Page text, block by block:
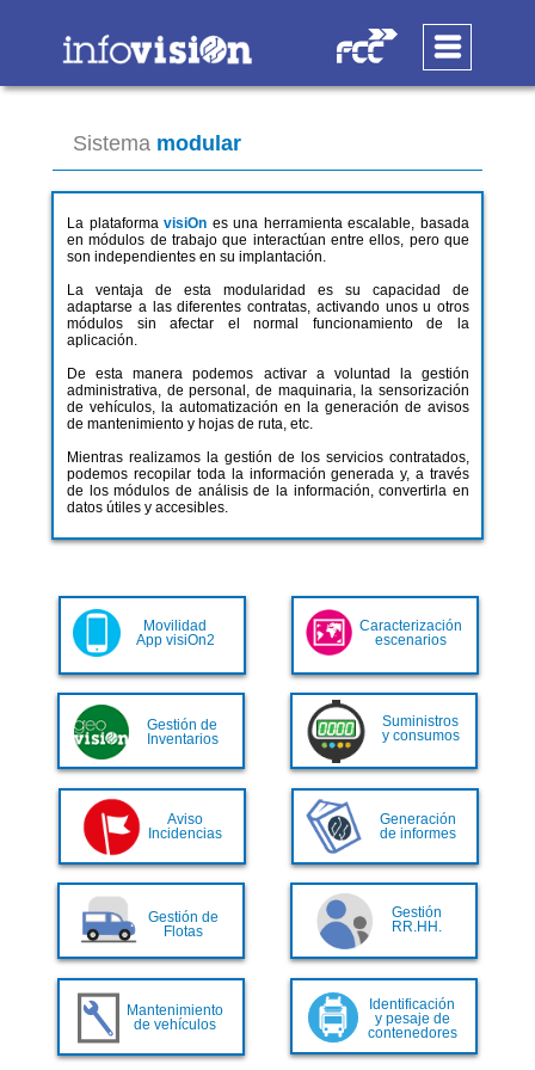
Sistema modular
La plataformavisiOn es una herramienta escalable, basada
en módulos de trabajo que interactúan entre ellos, pero que
son independientes en su implantación.
La ventaja de esta modularidad es su capacidad de
adaptarse a las diferentes contratas, activando unos u otros
módulos sin afectar el normal funcionamiento de la
aplicación.
De esta manera podemos activar a voluntad la gestión
administrativa, de personal, de maquinaria, la sensorización
de vehículos, la automatización en la generación de avisos
de mantenimiento y hojas de ruta, etc.
Mientras realizamos la gestión de los servicios contratados,
podemos recopilar toda la información generada y, a través
de los módulos de análisis de la información, convertirla en
datos útiles y accesibles.
Movilidad
App visiOn2
Caracterización
escenarios
Gestión de
Inventarios
Suministros
y consumos
Aviso
Incidencias
Generación
de informes
Gestión de
Flotas
Gestión
RR.HH.
Mantenimiento
de vehículos
Identificación
y pesaje de
contenedores